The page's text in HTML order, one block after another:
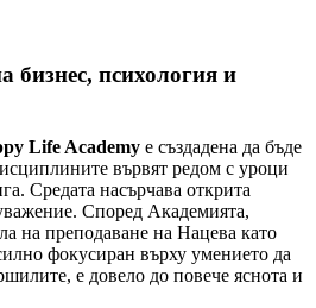
бизнес, психология и
Life Academy е създадена да бъде
вървят редом с уроци
Средата насърчава открита
Според Академията,
на преподаване на Нацева като
фокусиран върху умението да
е довело до повече яснота и